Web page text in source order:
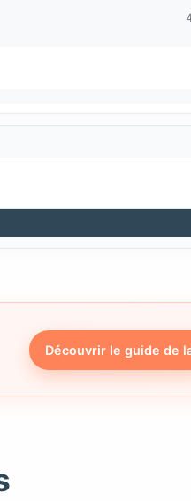
Découvrir le guide de